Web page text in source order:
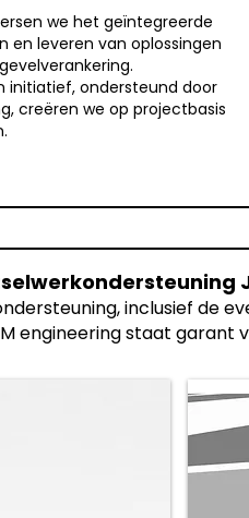
we het geïntegreerde
en leveren van oplossingen
initiatief, ondersteund door
creëren we op projectbasis
inclusief de
engineering staat garant